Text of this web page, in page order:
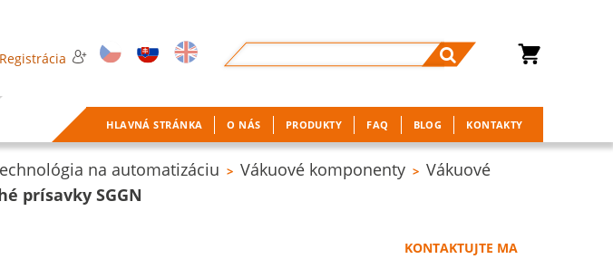
Registrácia
HLAVNÁ STRÁNKA O NÁS PRODUKTY FAQ BLOG KONTAKTY
na automatizáciu > Vákuové komponenty > Vákuové
prísavky SGGN
KONTAKTUJTE MA